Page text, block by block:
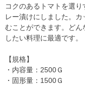
コクのあるトマトを選
レー漬けにしました。
むことができます。ど
したい料理に最適です。
【規格】
・内容量：2500Ｇ
・固形量：1500Ｇ